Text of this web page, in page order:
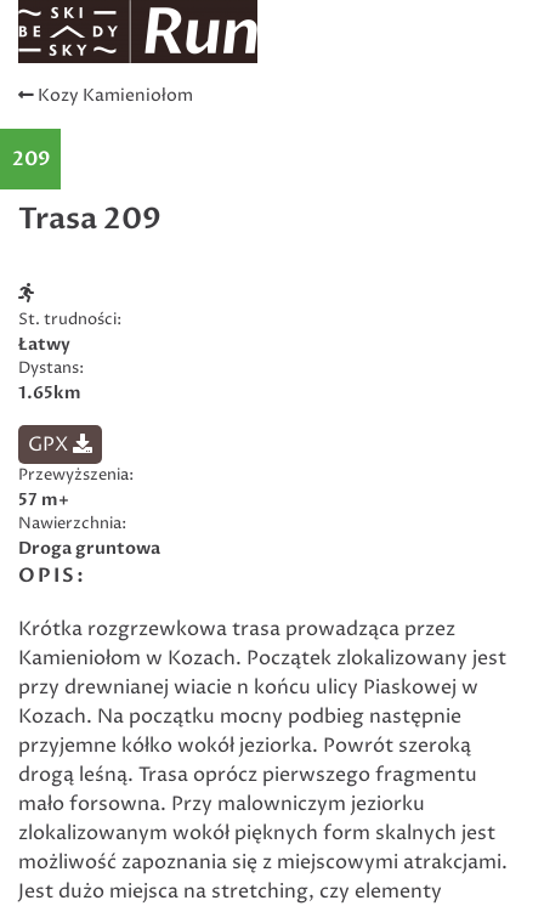
Kozy Kamieniołom
209
Trasa 209
St. trudności:
Łatwy
Dystans:
1.65km
GPX
Przewyższenia:
57 m+
Nawierzchnia:
Droga gruntowa
OPIS:
Krótka rozgrzewkowa trasa prowadząca przez
Kamieniołom w Kozach. Początek zlokalizowany jest
przy drewnianej wiacie n końcu ulicy Piaskowej w
Kozach. Na początku mocny podbieg następnie
przyjemne kółko wokół jeziorka. Powrót szeroką
drogą leśną. Trasa oprócz pierwszego fragmentu
mało forsowna. Przy malowniczym jeziorku
zlokalizowanym wokół pięknych form skalnych jest
możliwość zapoznania się z miejscowymi atrakcjami.
Jest dużo miejsca na stretching, czy elementy